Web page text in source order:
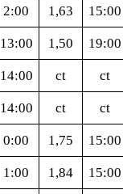
2:00 1,63 15:00
13:00 1,50 19:00
14:00 ct ct
14:00 ct ct
0:00 1,75 15:00
1:00 1,84 15:00